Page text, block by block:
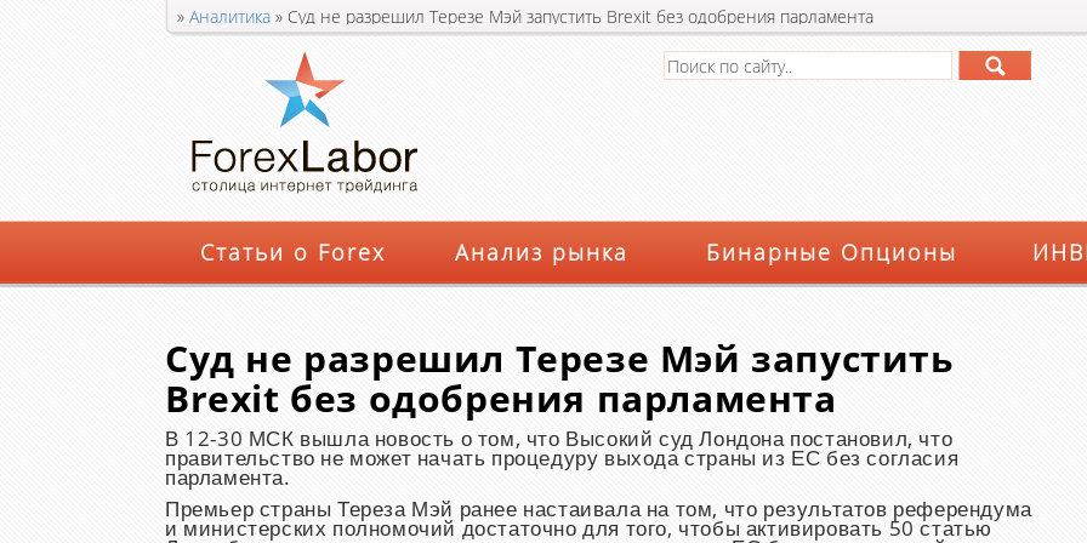
» Аналитика » Суд не разрешил Терезе Мэй запустить Brexit без одобрения парламента
Статьи о Forex Анализ рынка Бинарные Опционы
Суд не разрешил Терезе Мэй запустить
Brexit без одобрения парламента
В 12-30 МСК вышла новость о том, что Высокий суд Лондона постановил, что
правительство не может начать процедуру выхода страны из ЕС без согласия
парламента.
Премьер страны Тереза Мэй ранее настаивала на том, что результатов референдума
и министерских полномочий достаточно для того, чтобы активировать 50 статью